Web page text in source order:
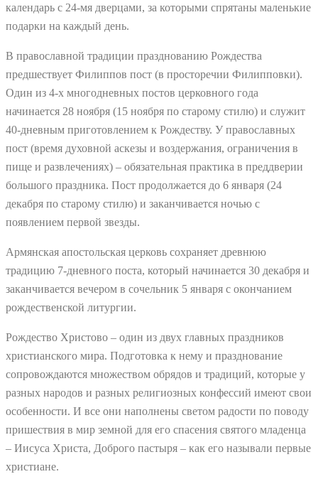
календарь с 24-мя дверцами, за которыми спрятаны маленькие
подарки на каждый день.
В православной традиции празднованию Рождества
предшествует Филиппов пост (в просторечии Филипповки).
Один из 4-х многодневных постов церковного года
начинается 28 ноября (15 ноября по старому стилю) и служит
40-дневным приготовлением к Рождеству. У православных
пост (время духовной аскезы и воздержания, ограничения в
пище и развлечениях) – обязательная практика в преддверии
большого праздника. Пост продолжается до 6 января (24
декабря по старому стилю) и заканчивается ночью с
появлением первой звезды.
Армянская апостольская церковь сохраняет древнюю
традицию 7-дневного поста, который начинается 30 декабря и
заканчивается вечером в сочельник 5 января с окончанием
рождественской литургии.
Рождество Христово – один из двух главных праздников
христианского мира. Подготовка к нему и празднование
сопровождаются множеством обрядов и традиций, которые у
разных народов и разных религиозных конфессий имеют свои
особенности. И все они наполнены светом радости по поводу
пришествия в мир земной для его спасения святого младенца
– Иисуса Христа, Доброго пастыря – как его называли первые
христиане.